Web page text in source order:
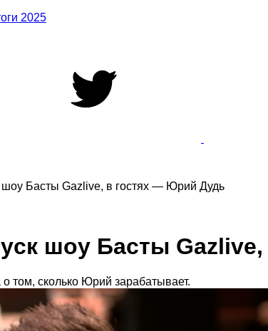
Басты Gazlive, в гостях — Юрий Дудь
шоу Басты
том, сколько Юрий зарабатывает.